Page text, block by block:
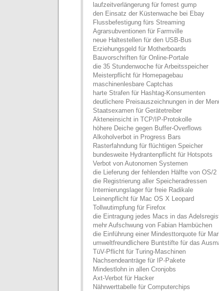
laufzeitverlängerung für forrest gump
den Einsatz der Küstenwache bei Ebay
Flussbefestigung fürs Streaming
Agrarsubventionen für Farmville
neue Haltestellen für den USB-Bus
Erziehungsgeld für Motherboards
Bauvorschriften für Online-Portale
die 35 Stundenwoche für Arbeitsspeicher
Meisterpflicht für Homepagebau
maschinenlesbare Captchas
harte Strafen für Hashtag-Konsumenten
deutlichere Preisauszeichnungen in der
Staatsexamen für Gerätetreiber
Akteneinsicht in TCP/IP-Protokolle
höhere Deiche gegen Buffer-Overflows
Alkoholverbot in Progress Bars
Rasterfahndung für flüchtigen Speicher
bundesweite Hydrantenpflicht für Hotspots
Verbot von Autonomen Systemen
die Lieferung der fehlenden Hälfte von OS/2
die Registrierung aller Speicheradressen
Internierungslager für freie Radikale
Leinenpflicht für Mac OS X Leopard
Tollwutimpfung für Firefox
die Eintragung jedes Macs in das
mehr Aufschwung von Fabian Hambüchen
die Einführung einer Mindesttorquote für
umweltfreundlichere Buntstifte für das
TüV-Pflicht für Turing-Maschinen
Nachsendeanträge für IP-Pakete
Mindestlohn in allen Cronjobs
Axt-Verbot für Hacker
Nährwerttabelle für Computerchips